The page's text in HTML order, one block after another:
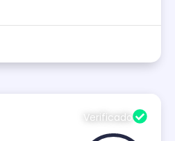
Verificado